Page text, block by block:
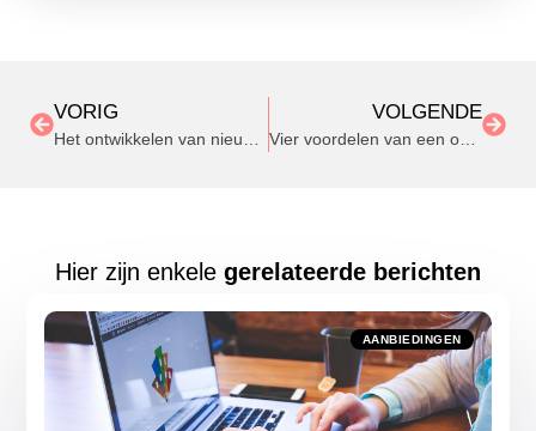
VORIG VOLGENDE
Vier voordelen van een overkapping in jouw tuin
Hier zijn enkele gerelateerde berichten
AANBIEDINGEN